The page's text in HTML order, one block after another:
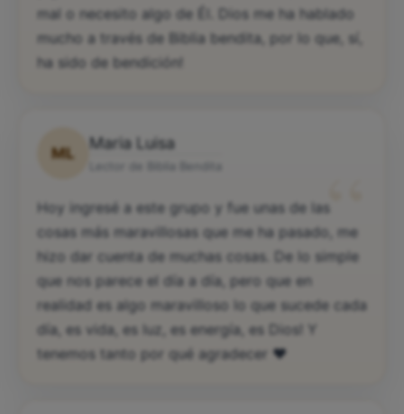
mal o necesito algo de Él. Dios me ha hablado
mucho a través de Biblia bendita, por lo que, sí,
ha sido de bendición!
ML
Maria Luisa
“
Hoy ingresé a este grupo y fue unas de las
cosas más maravillosas que me ha pasado, me
hizo dar cuenta de muchas cosas. De lo simple
que nos parece el día a día, pero que en
realidad es algo maravilloso lo que sucede cada
día, es vida, es luz, es energía, es Dios! Y
tenemos tanto por qué agradecer ♥️